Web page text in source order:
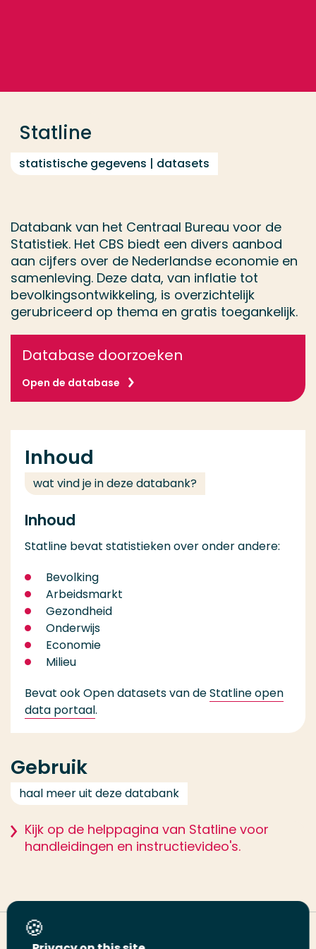
Statline
statistische gegevens | datasets
Databank van het Centraal Bureau voor de
Statistiek. Het CBS biedt een divers aanbod
aan cijfers over de Nederlandse economie en
samenleving. Deze data, van inflatie tot
bevolkingsontwikkeling, is overzichtelijk
gerubriceerd op thema en gratis toegankelijk.
Database doorzoeken
Open de database
Inhoud
wat vind je in deze databank?
Inhoud
Statline bevat statistieken over onder andere:
Bevolking
Arbeidsmarkt
Gezondheid
Onderwijs
Economie
Milieu
Bevat ook Open datasets van deStatline open
data portaal.
Gebruik
haal meer uit deze databank
Kijk op de helppagina van Statline voor
handleidingen en instructievideo's.
Deel deze pagina
Opleiding
Contact